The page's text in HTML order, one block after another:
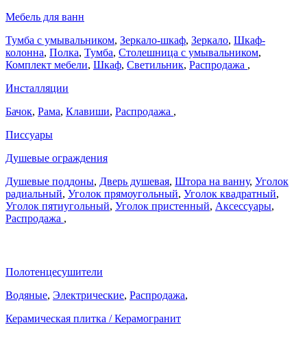
Мебель для ванн
Тумба с умывальником, Зеркало-шкаф, Зеркало, Шкаф-
колонна, Полка, Тумба, Столешница с умывальником,
Комплект мебели, Шкаф, Светильник, Распродажа ,
Инсталляции
Бачок, Рама, Клавиши, Распродажа ,
Писсуары
Душевые ограждения
Душевые поддоны, Дверь душевая, Штора на ванну, Уголок
радиальный, Уголок прямоугольный, Уголок квадратный,
Уголок пятиугольный, Уголок пристенный, Аксессуары,
Распродажа ,
Полотенцесушители
Водяные, Электрические, Распродажа,
Керамическая плитка / Керамогранит